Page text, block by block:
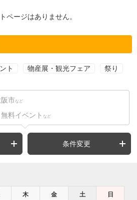
ページはありません。
ト 物産展・観光フェア 祭り
市 など
料イベント など
条件変更
木 金 土 日